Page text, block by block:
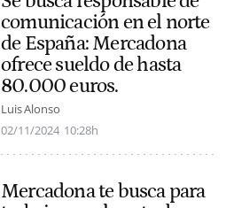
comunicación en el norte
de España: Mercadona
ofrece sueldo de hasta
80.000 euros.
Luis Alonso
02/11/2024 10:28h
Mercadona te busca para